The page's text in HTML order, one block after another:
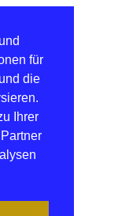
für
die
Ihrer